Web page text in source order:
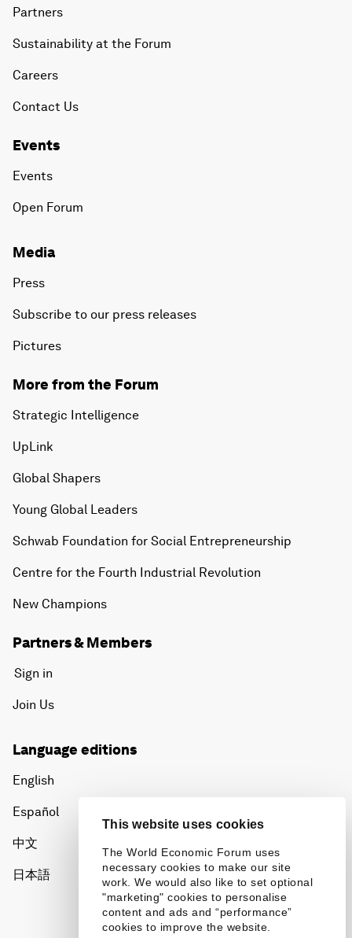
This website uses cookies
The World Economic Forum uses
necessary cookies to make our site
work. We would also like to set optional
"marketing" cookies to personalise
content and ads and “performance”
cookies to improve the website.
Partners
Sustainability at the Forum
Careers
Contact Us
Events
Events
Open Forum
Media
Press
Subscribe to our press releases
Pictures
More from the Forum
Strategic Intelligence
UpLink
Global Shapers
Young Global Leaders
Schwab Foundation for Social Entrepreneurship
Centre for the Fourth Industrial Revolution
New Champions
Partners & Members
Sign in
Join Us
Language editions
English
Español
中文
日本語